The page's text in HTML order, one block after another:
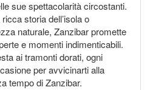
sue spettacolarità circostanti.
storia dell’isola o
naturale, Zanzibar promette
e momenti indimenticabili.
ai tramonti dorati, ogni
per avvicinarti alla
tempo di Zanzibar.